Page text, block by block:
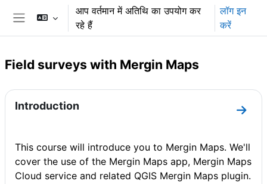
छोड़ कर मुख्य सामग्री पर जाएंआप वर्तमान में अतिथि का उपयोग कर
रहे हैं
लॉग इन
करें
Field surveys with Mergin Maps
अनुभाग की रूपरेखा
Introduction
धारा
This course will introduce you to Mergin Maps. We'll
cover the use of the Mergin Maps app, Mergin Maps
Cloud service and related QGIS Mergin Maps plugin.